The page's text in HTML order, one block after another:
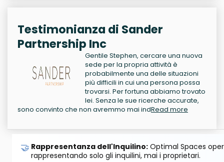
Testimonianza di Sander
Partnership Inc
Gentile Stephen, cercare una nuova
sede per la propria attività è
probabilmente una delle situazioni
più difficili in cui una persona possa
trovarsi. Per fortuna abbiamo trovato
lei. Senza le sue ricerche accurate,
sono convinto che non avremmo mai indRead more
🤝 Rappresentanza dell'Inquilino: Optimal Spaces
rappresentando solo gli inquilini, mai i proprietari.